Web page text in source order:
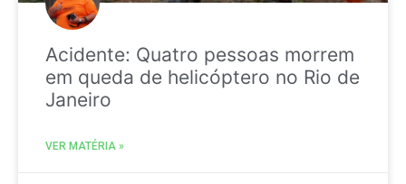
Acidente: Quatro pessoas morrem
em queda de helicóptero no Rio de
Janeiro
VER MATÉRIA »